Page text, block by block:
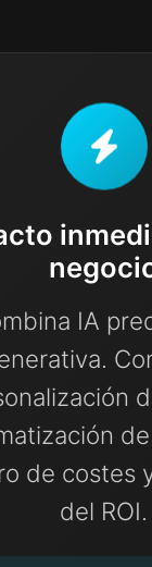
IA
de costes
del ROI.